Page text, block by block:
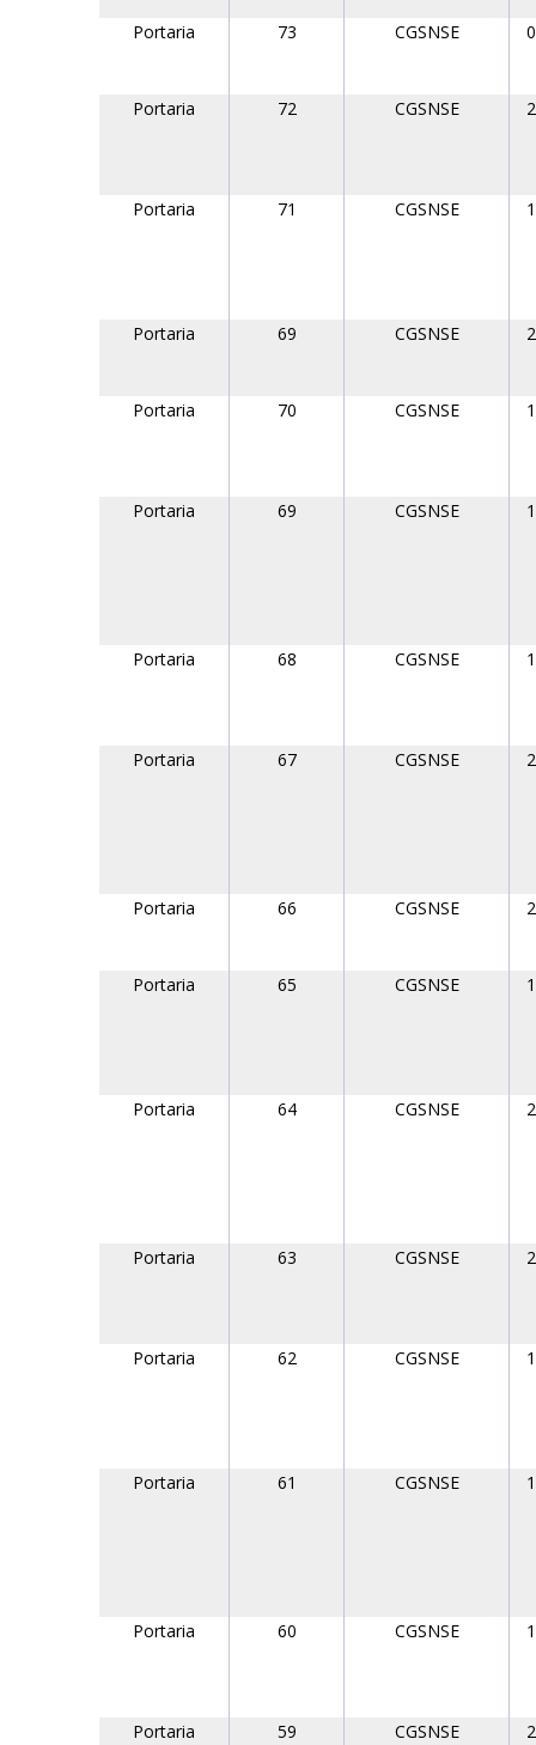
Portaria 73 CGSNSE
Portaria 72 CGSNSE
Portaria 71 CGSNSE
Portaria 69 CGSNSE
Portaria 70 CGSNSE
Portaria 69 CGSNSE
Portaria 68 CGSNSE
Portaria 67 CGSNSE
Portaria 66 CGSNSE
Portaria 65 CGSNSE
Portaria 64 CGSNSE
Portaria 63 CGSNSE
Portaria 62 CGSNSE
Portaria 61 CGSNSE
Portaria 60 CGSNSE
Portaria 59 CGSNSE